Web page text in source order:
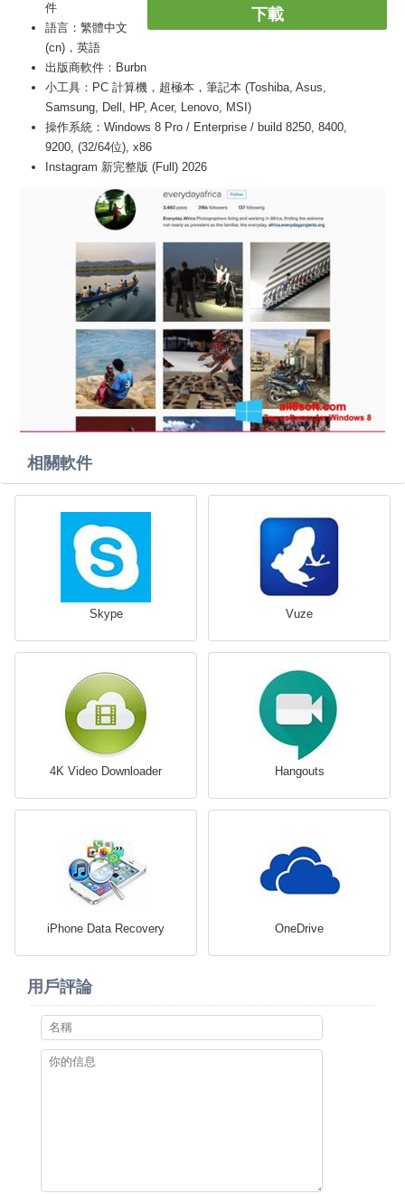
下載
件
語言：繁體中文
(cn)，英語
出版商軟件：Burbn
小工具：PC 計算機，超極本，筆記本 (Toshiba, Asus,
Samsung, Dell, HP, Acer, Lenovo, MSI)
操作系統：Windows 8 Pro / Enterprise / build 8250, 8400,
9200, (32/64位), x86
Instagram 新完整版 (Full) 2026
相關軟件
Skype Vuze
4K Video Downloader Hangouts
iPhone Data Recovery OneDrive
用戶評論